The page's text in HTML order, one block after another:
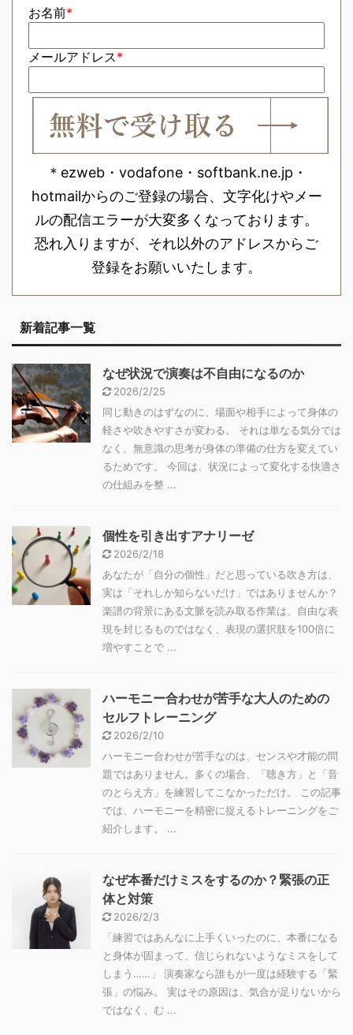
お名前*
メールアドレス*
＊ezweb・vodafone・softbank.ne.jp・
hotmailからのご登録の場合、文字化けやメー
ルの配信エラーが大変多くなっております。
恐れ入りますが、それ以外のアドレスからご
登録をお願いいたします。
新着記事一覧
なぜ状況で演奏は不自由になるのか
2026/2/25
同じ動きのはずなのに、場面や相手によって身体の
軽さや吹きやすさが変わる。 それは単なる気分では
なく、無意識の思考が身体の準備の仕方を変えてい
るためです。 今回は、状況によって変化する快適さ
の仕組みを整 ...
個性を引き出すアナリーゼ
2026/2/18
あなたが「自分の個性」だと思っている吹き方は、
実は「それしか知らないだけ」ではありませんか？
楽譜の背景にある文脈を読み取る作業は、自由な表
現を封じるものではなく、表現の選択肢を100倍に
増やすことで ...
ハーモニー合わせが苦手な大人のための
セルフトレーニング
2026/2/10
ハーモニー合わせが苦手なのは、センスや才能の問
題ではありません。多くの場合、「聴き方」と「音
のとらえ方」を練習してこなかっただけ。 この記事
では、ハーモニーを精密に捉えるトレーニングをご
紹介します。 ...
なぜ本番だけミスをするのか？緊張の正
体と対策
2026/2/3
「練習ではあんなに上手くいったのに、本番になる
と身体が固まって、信じられないようなミスをして
しまう……」 演奏家なら誰もが一度は経験する「緊
張」の悩み。 実はその原因は、気合が足りないから
ではなく、む ...